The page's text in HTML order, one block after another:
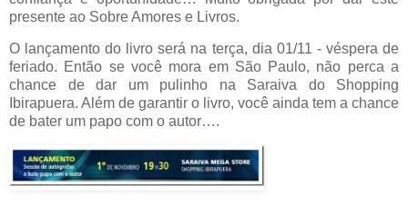
presente ao Sobre Amores e Livros.
O lançamento do livro será na terça, dia 01/11 - véspera de
feriado. Então se você mora em São Paulo, não perca a
chance de dar um pulinho na Saraiva do Shopping
Ibirapuera. Além de garantir o livro, você ainda tem a chance
de bater um papo com o autor….